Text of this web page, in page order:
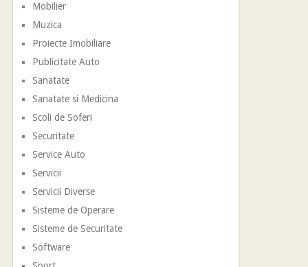
Mobilier
Muzica
Proiecte Imobiliare
Publicitate Auto
Sanatate
Sanatate si Medicina
Scoli de Soferi
Securitate
Service Auto
Servicii
Servicii Diverse
Sisteme de Operare
Sisteme de Securitate
Software